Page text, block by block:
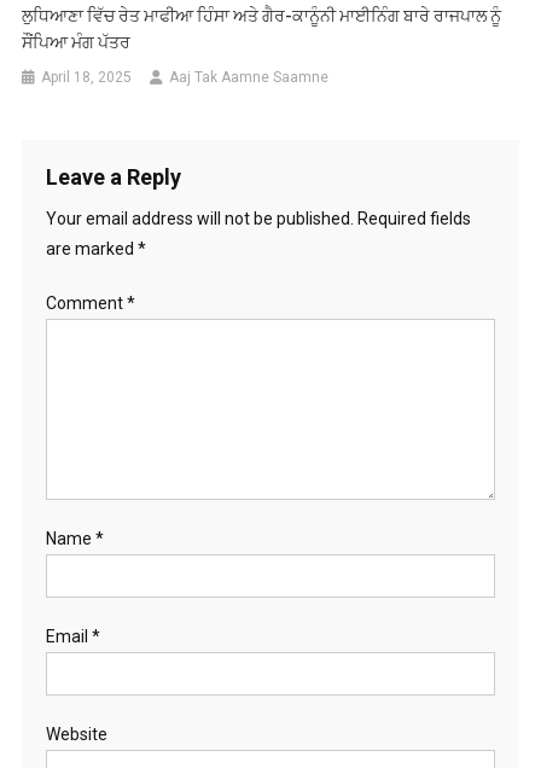
ਲੁਧਿਆਣਾ ਵਿੱਚ ਰੇਤ ਮਾਫੀਆ ਹਿੰਸਾ ਅਤੇ ਗੈਰ-ਕਾਨੂੰਨੀ ਮਾਈਨਿੰਗ ਬਾਰੇ ਰਾਜਪਾਲ ਨੂੰ
ਸੌਂਪਿਆ ਮੰਗ ਪੱਤਰ
April 18, 2025 Aaj Tak Aamne Saamne
Leave a Reply
Your email address will not be published.
Required fields
are marked *
Comment*
Name *
Email *
Website